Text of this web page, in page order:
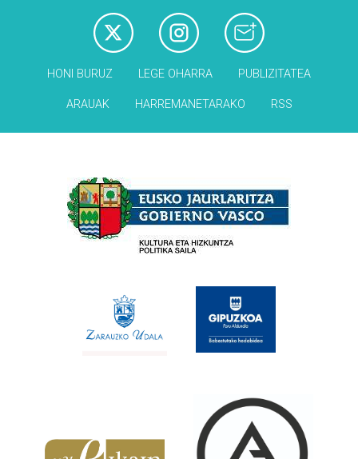
HONI BURUZ LEGE OHARRA PUBLIZITATEA
ARAUAK HARREMANETARAKO RSS